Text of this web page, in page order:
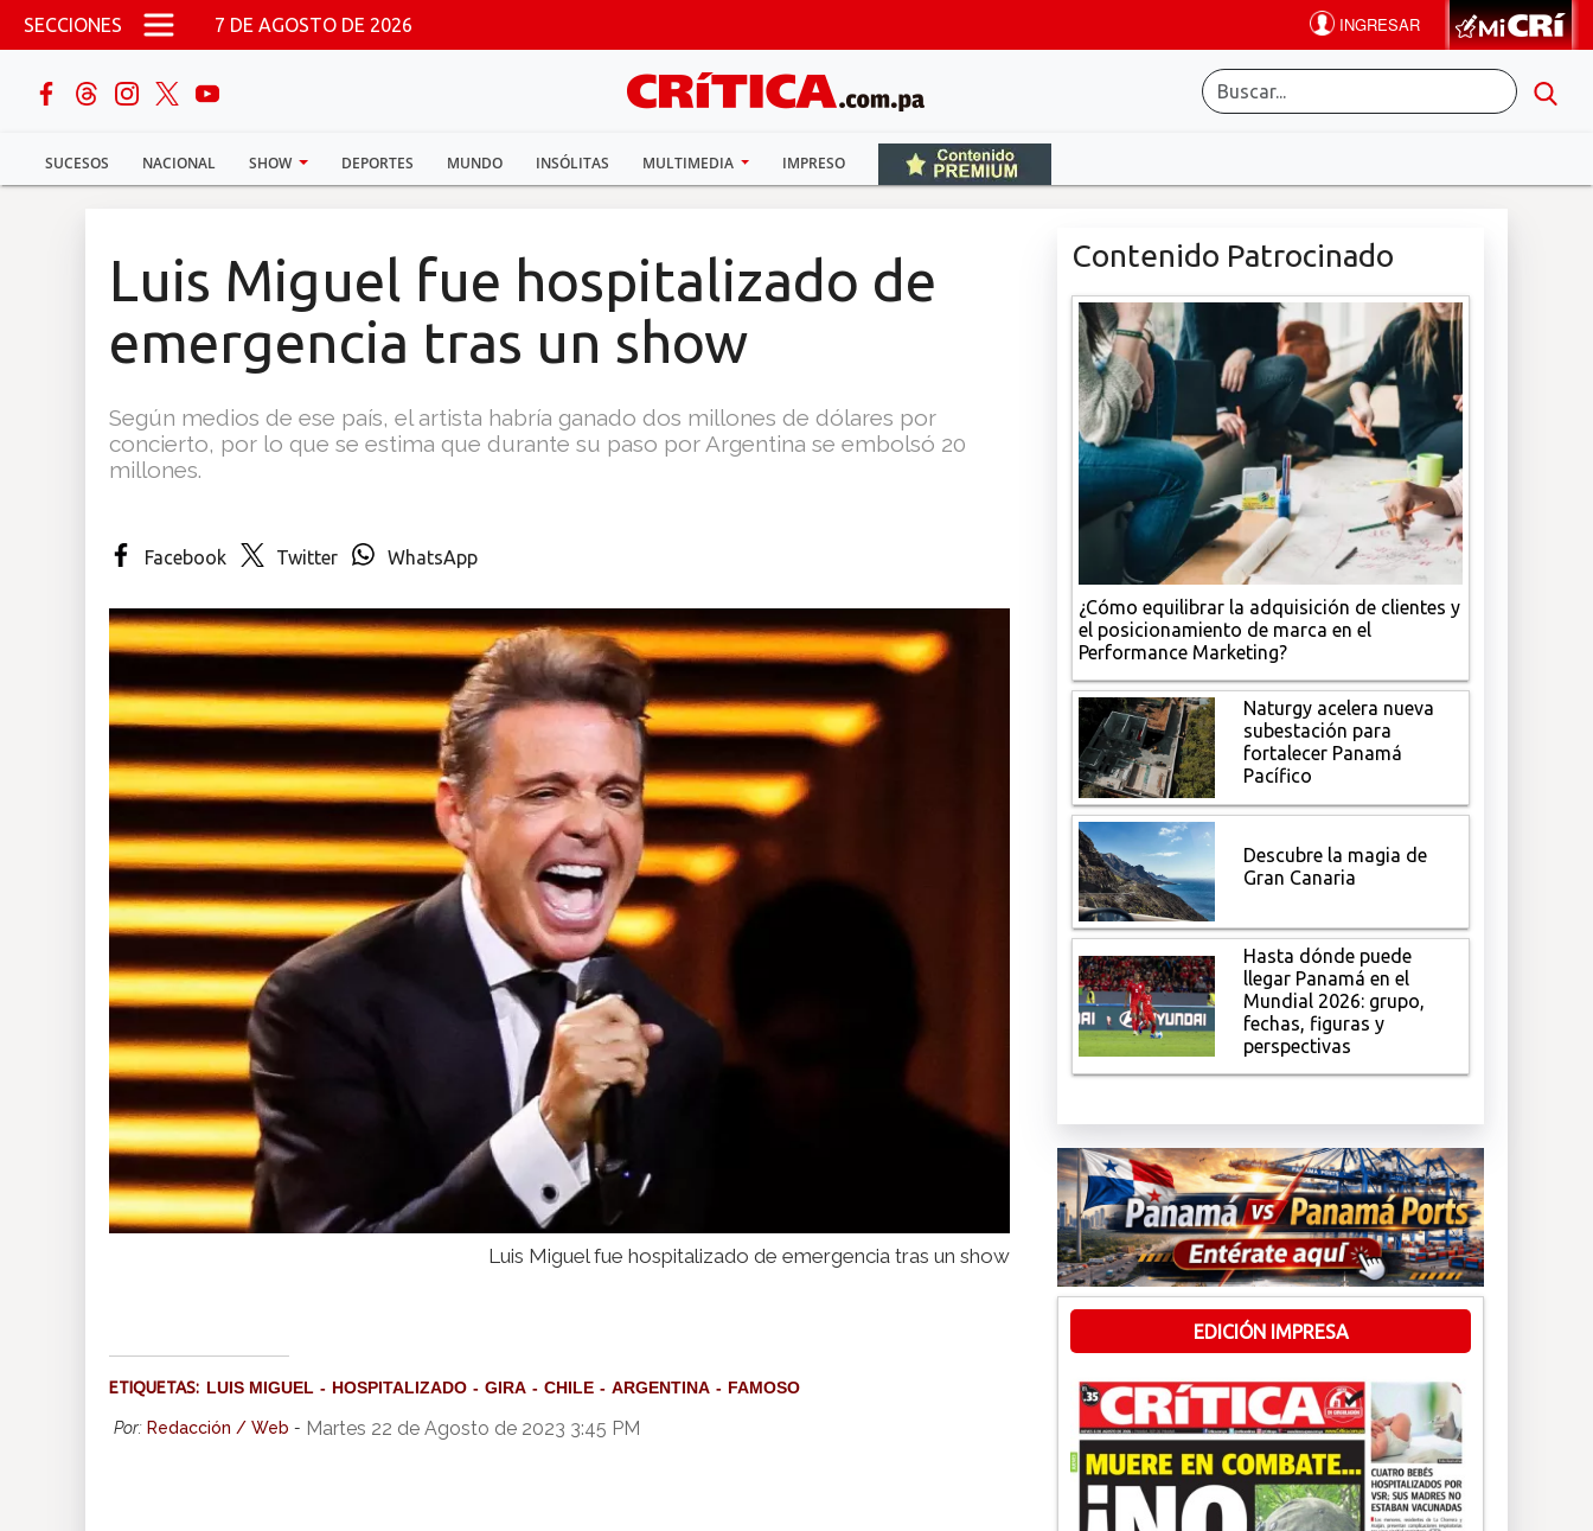
Pasar al contenido principal
SECCIONES 7 DE AGOSTO DE 2026
SUCESOS NACIONAL SHOW DEPORTES MUNDO INSÓLITAS MULTIMEDIA IMPRESO
buscar
Sucesos
Multimedia
Luis Miguel fue hospitalizado de
emergencia tras un show
Según medios de ese país, el artista habría ganado dos millones de dólares por
concierto, por lo que se estima que durante su paso por Argentina se embolsó 20
millones.
Facebook Twitter WhatsApp
Luis Miguel fue hospitalizado de emergencia tras un show
ETIQUETAS: LUIS MIGUEL HOSPITALIZADO GIRA CHILE ARGENTINA FAMOSO
Por: Redacción / Web - Martes 22 de Agosto de 2023 3:45 PM
Contenido Patrocinado
¿Cómo equilibrar la adquisición de clientes y
el posicionamiento de marca en el
Performance Marketing?
Naturgy acelera nueva
subestación para
fortalecer Panamá
Pacífico
Descubre la magia de
Gran Canaria
Hasta dónde puede
llegar Panamá en el
Mundial 2026: grupo,
fechas, figuras y
perspectivas
EDICIÓN IMPRESA